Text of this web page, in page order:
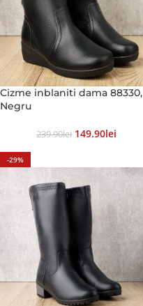
Cizme inblaniti dama 88330,
Negru
239.90Lei 149.90Lei
-29%